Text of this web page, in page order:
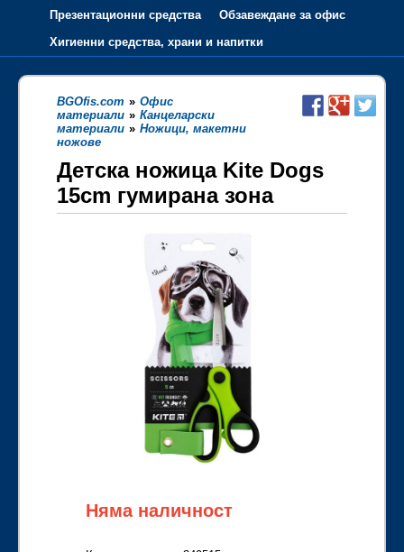
Презентационни средства
Обзавеждане за офис
Хигиенни средства, храни и напитки
BGOfis.com » Офис
материали » Канцеларски
материали » Ножици, макетни
ножове
Детска ножица Kite Dogs
15cm гумирана зона
Няма наличност